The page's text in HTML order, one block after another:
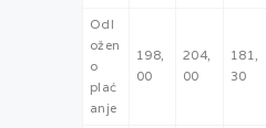
Odl
ožen
o
plać
anje
198,
00
204,
00
181,
30